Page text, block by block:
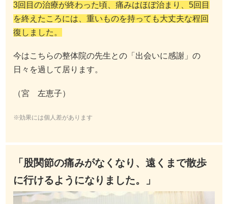
3回目の治療が終わった頃、痛みはほぼ治まり、5回目
を終えたころには、重いものを持っても大丈夫な程回
復しました。
今はこちらの整体院の先生との「出会いに感謝」の
日々を過して居ります。
（宮 左恵子）
※効果には個人差があります
「股関節の痛みがなくなり、遠くまで散歩
に行けるようになりました。」